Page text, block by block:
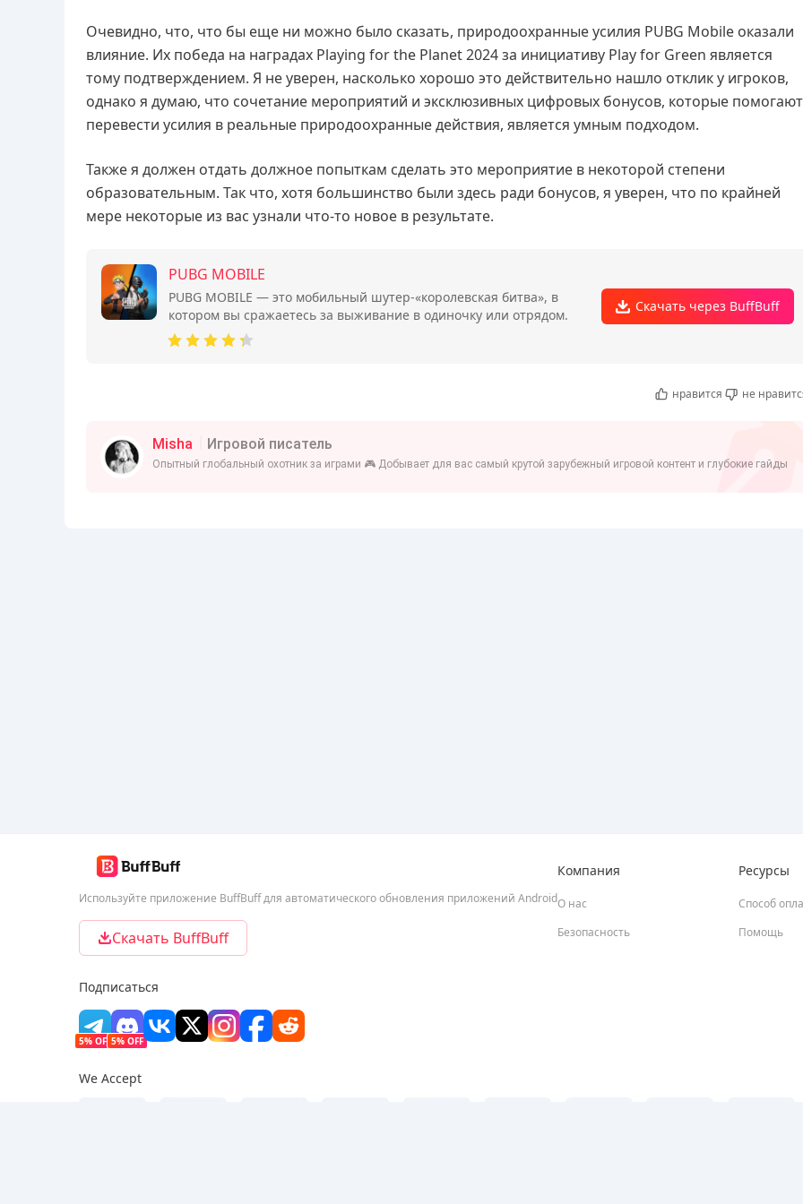
Очевидно, что, что бы еще ни можно было сказать, природоохранные усилия PUBG Mobile оказали
влияние. Их победа на наградах Playing for the Planet 2024 за инициативу Play for Green является
тому подтверждением. Я не уверен, насколько хорошо это действительно нашло отклик у игроков,
однако я думаю, что сочетание мероприятий и эксклюзивных цифровых бонусов, которые помогают
перевести усилия в реальные природоохранные действия, является умным подходом.
Также я должен отдать должное попыткам сделать это мероприятие в некоторой степени
образовательным. Так что, хотя большинство были здесь ради бонусов, я уверен, что по крайней
мере некоторые из вас узнали что-то новое в результате.
PUBG MOBILE
PUBG MOBILE — это мобильный шутер-«королевская битва», в
котором вы сражаетесь за выживание в одиночку или отрядом.
Скачать через BuffBuff
нравится не
Misha Игровой писатель
Опытный глобальный охотник за играми 🎮 Добывает для вас самый крутой зарубежный игровой контент и глубокие гайды
Используйте приложение BuffBuff для автоматического обновления приложений Android
Скачать BuffBuff
Подписаться
5% OFF 5% OFF
Компания
О нас
Безопасность
Ресурсы
Способ
Помощь
We Accept